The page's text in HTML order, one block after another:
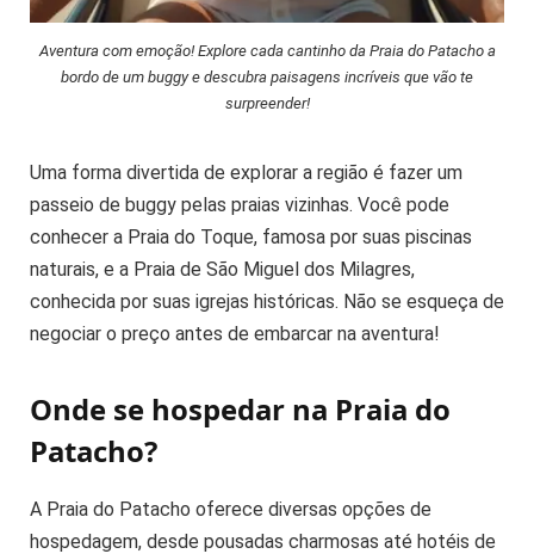
Aventura com emoção! Explore cada cantinho da Praia do Patacho a
bordo de um buggy e descubra paisagens incríveis que vão te
surpreender!
Uma forma divertida de explorar a região é fazer um
passeio de buggy pelas praias vizinhas. Você pode
conhecer a Praia do Toque, famosa por suas piscinas
naturais, e a Praia de São Miguel dos Milagres,
conhecida por suas igrejas históricas. Não se esqueça de
negociar o preço antes de embarcar na aventura!
Onde se hospedar na Praia do
Patacho?
A Praia do Patacho oferece diversas opções de
hospedagem, desde pousadas charmosas até hotéis de